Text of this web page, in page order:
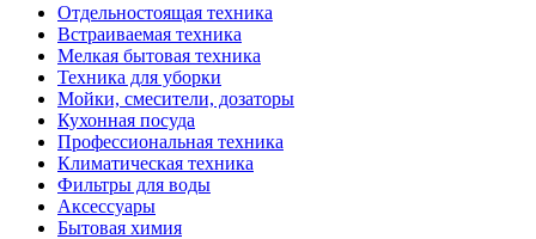
Отдельностоящая техника
Встраиваемая техника
Мелкая бытовая техника
Техника для уборки
Мойки, смесители, дозаторы
Кухонная посуда
Профессиональная техника
Климатическая техника
Фильтры для воды
Аксессуары
Бытовая химия